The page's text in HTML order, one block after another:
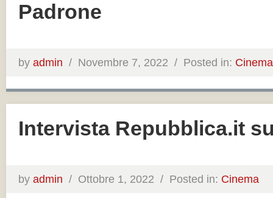
Padrone
by admin / Novembre 7, 2022 / Posted in: Cinema
Intervista Repubblica.it
by admin / Ottobre 1, 2022 / Posted in: Cinema